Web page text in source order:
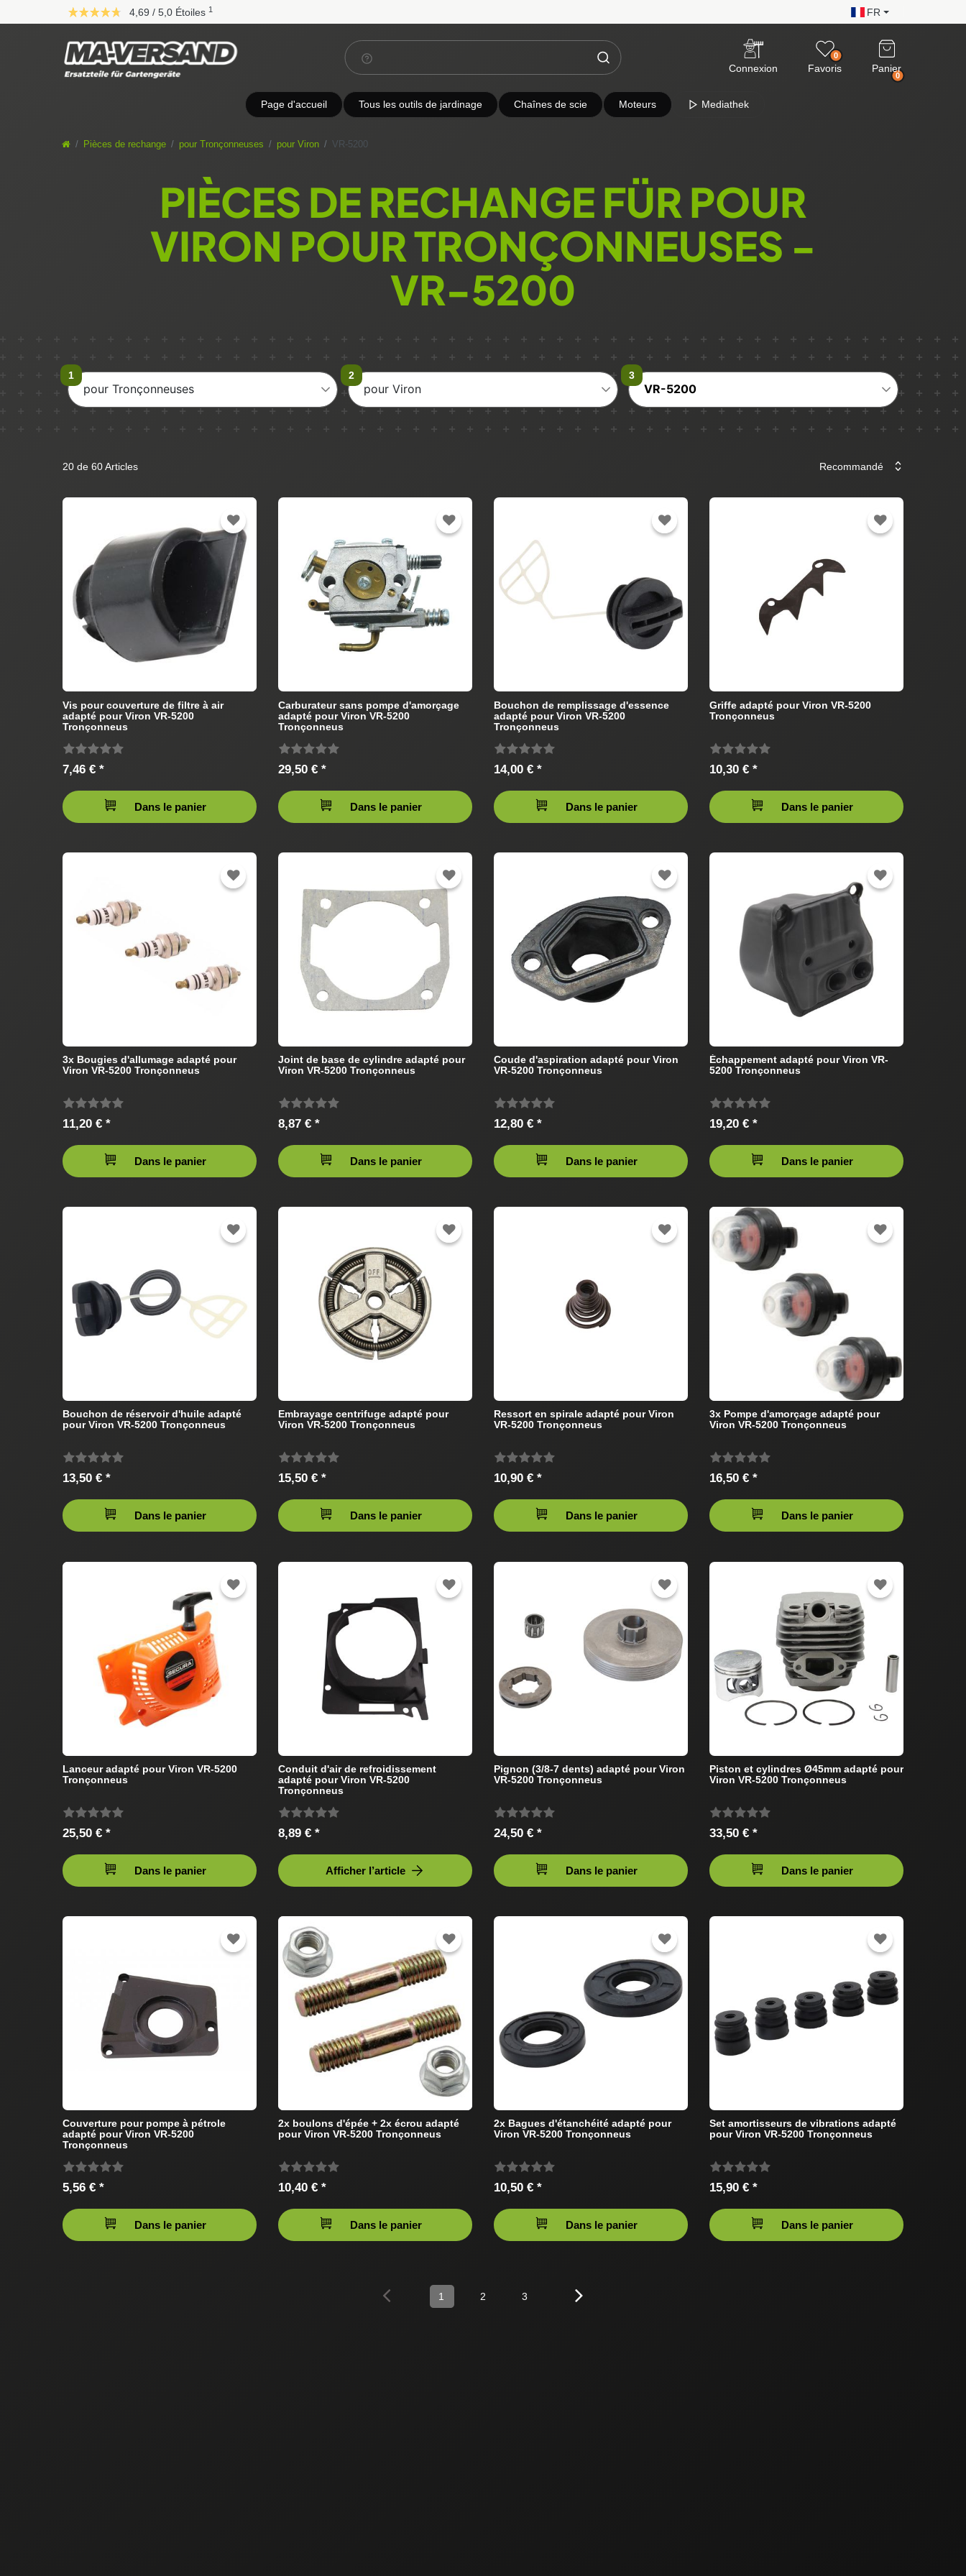
i
4,69 / 5,0 Étoiles 1 FR
Connexion
0
Favoris
0
Panier
Page d'accueil Tous les outils de jardinage Chaînes de scie Moteurs Mediathek
Pièces de rechange pour Tronçonneuses pour Viron VR-5200
PIÈCES DE RECHANGE FÜR POUR
VIRON POUR TRONÇONNEUSES -
VR-5200
pour Tronçonneuses pour Viron VR-5200
20 de 60 Articles
Vis pour couverture de filtre à air
adapté pour Viron VR-5200
Tronçonneus
7,46 € *
Dans le panier
Carburateur sans pompe d'amorçage
adapté pour Viron VR-5200
Tronçonneus
29,50 € *
Dans le panier
Bouchon de remplissage d'essence
adapté pour Viron VR-5200
Tronçonneus
14,00 € *
Dans le panier
Griffe adapté pour Viron VR-5200
Tronçonneus
10,30 € *
Dans le panier
3x Bougies d'allumage adapté pour
Viron VR-5200 Tronçonneus
11,20 € *
Dans le panier
Joint de base de cylindre adapté pour
Viron VR-5200 Tronçonneus
8,87 € *
Dans le panier
Coude d'aspiration adapté pour Viron
VR-5200 Tronçonneus
12,80 € *
Dans le panier
Échappement adapté pour Viron VR-
5200 Tronçonneus
19,20 € *
Dans le panier
Bouchon de réservoir d'huile adapté
pour Viron VR-5200 Tronçonneus
13,50 € *
Dans le panier
Embrayage centrifuge adapté pour
Viron VR-5200 Tronçonneus
15,50 € *
Dans le panier
Ressort en spirale adapté pour Viron
VR-5200 Tronçonneus
10,90 € *
Dans le panier
3x Pompe d'amorçage adapté pour
Viron VR-5200 Tronçonneus
16,50 € *
Dans le panier
Lanceur adapté pour Viron VR-5200
Tronçonneus
25,50 € *
Dans le panier
Conduit d'air de refroidissement
adapté pour Viron VR-5200
Tronçonneus
8,89 € *
Afficher l’article
Pignon (3/8-7 dents) adapté pour Viron
VR-5200 Tronçonneus
24,50 € *
Dans le panier
Piston et cylindres Ø45mm adapté pour
Viron VR-5200 Tronçonneus
33,50 € *
Dans le panier
Couverture pour pompe à pétrole
adapté pour Viron VR-5200
Tronçonneus
5,56 € *
Dans le panier
2x boulons d'épée + 2x écrou adapté
pour Viron VR-5200 Tronçonneus
10,40 € *
Dans le panier
2x Bagues d'étanchéité adapté pour
Viron VR-5200 Tronçonneus
10,50 € *
Dans le panier
Set amortisseurs de vibrations adapté
pour Viron VR-5200 Tronçonneus
15,90 € *
Dans le panier
1 2 3